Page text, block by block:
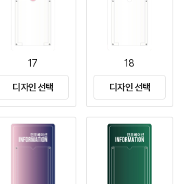
17
디자인 선택
18
디자인 선택